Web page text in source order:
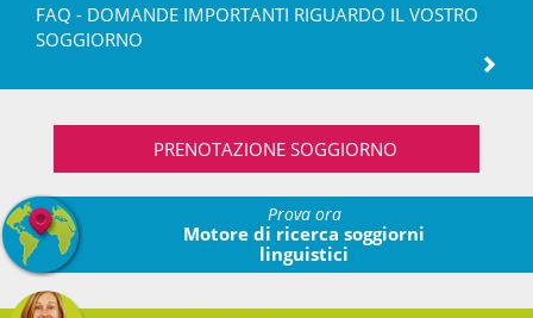
FAQ - DOMANDE IMPORTANTI RIGUARDO IL VOSTRO
SOGGIORNO
PRENOTAZIONE SOGGIORNO
Prova ora
Motore di ricerca soggiorni
linguistici